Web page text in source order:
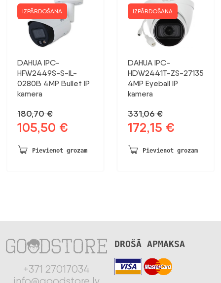
IZPĀRDOŠANA
DAHUA IPC-
HFW2449S-S-IL-
0280B 4MP Bullet IP
kamera
180,70€
Sākotnējā
bija:
105,50 €
ir:
Pievienot grozam
IZPĀRDOŠANA
DAHUA IPC-
HDW2441T-ZS-27135
4MP Eyeball IP
kamera
331,06€
Sākotnējā
bija:
172,15 €
ir:
Pievienot grozam
+371 27017034
DROŠĀ APMAKSA